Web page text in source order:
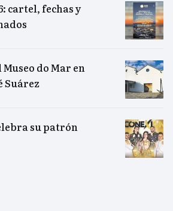
cartel, fechas y
do Mar en
Suárez
su patrón